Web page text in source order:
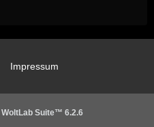
Impressum
WoltLab Suite™ 6.2.6